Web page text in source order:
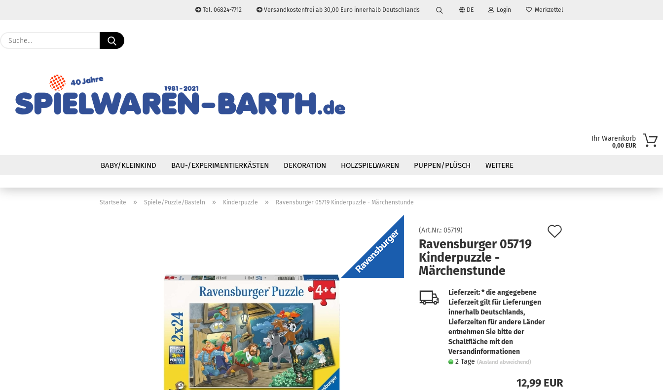
Tel. 06824-7712 Versandkostenfrei ab 30,00 Euro innerhalb Deutschlands DE Login
Passwort vergessen?
Merkzettel
Suche...
Ihr Warenkorb
0,00 EUR
BABY/KLEINKIND BAU-/EXPERIMENTIERKÄSTEN DEKORATION HOLZSPIELWAREN PUPPEN/PLÜSCH WEITERE
Startseite » Spiele/Puzzle/Basteln » Kinderpuzzle » Ravensburger 05719 Kinderpuzzle - Märchenstunde
(Art.Nr.: 05719)
Ravensburger 05719
Kinderpuzzle -
Märchenstunde
Lieferzeit: * die angegebene
Lieferzeit gilt für Lieferungen
innerhalb Deutschlands,
Lieferzeiten für andere Länder
entnehmen Sie bitte der
Schaltfläche mit den
Versandinformationen
2 Tage (Ausland abweichend)
12,99 EUR